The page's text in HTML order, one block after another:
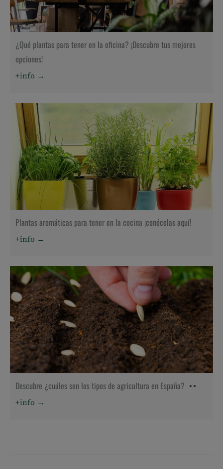
¿Qué plantas para tener en la oficina? ¡Descubre tus mejores
opciones!
+info →
Plantas aromáticas para tener en la cocina ¡conócelas aquí!
+info →
Descubre ¿cuáles son los tipos de agricultura en España?
+info →